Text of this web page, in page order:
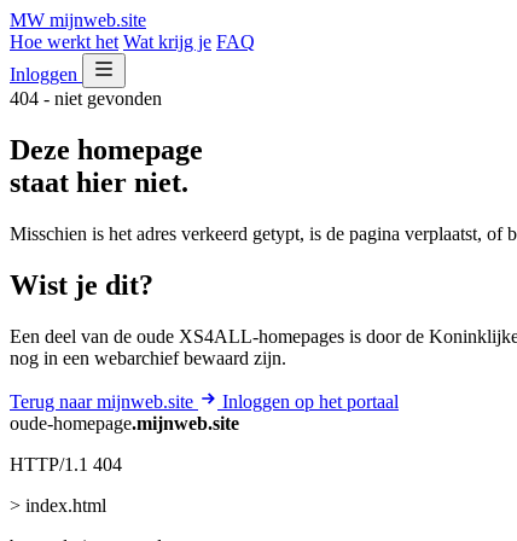
MW mijnweb.site
Hoe werkt het Wat krijg je FAQ
Inloggen
404 - niet gevonden
Deze homepage
staat hier niet.
Misschien is het adres verkeerd getypt, is de pagina verplaatst, of
Wist je dit?
Een deel van de oude XS4ALL-homepages is door de
nog in een webarchief bewaard zijn.
Terug naar mijnweb.site
Inloggen op het portaal
oude-homepage.mijnweb.site
HTTP/1.1 404
> index.html